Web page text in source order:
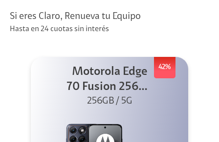
Si eres Claro, Renueva tu Equipo
Hasta en 24 cuotas sin interés
42%
Motorola Edge
70 Fusion 256GB
Azul
256GB / 5G